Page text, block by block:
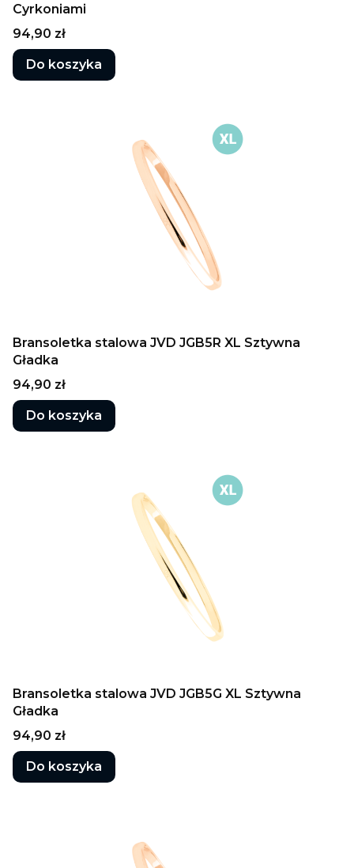
Cyrkoniami
Cena
94,90 zł
Do koszyka
Bransoletka stalowa JVD JGB5R XL Sztywna
Gładka
Cena
94,90 zł
Do koszyka
Bransoletka stalowa JVD JGB5G XL Sztywna
Gładka
Cena
94,90 zł
Do koszyka